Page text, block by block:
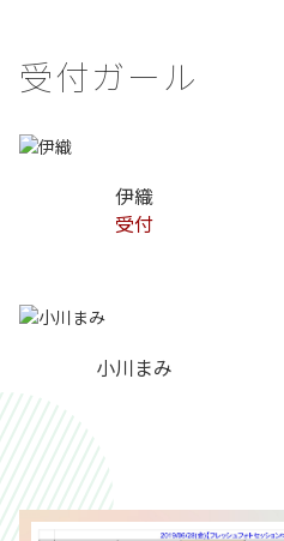
受付ガール
伊織
受付
小川まみ